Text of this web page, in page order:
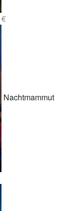
€
Nachtmammut